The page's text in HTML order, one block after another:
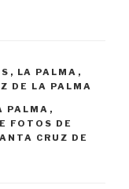
, LA PALMA ,
DE LA PALMA
PALMA ,
FOTOS DE
CRUZ DE